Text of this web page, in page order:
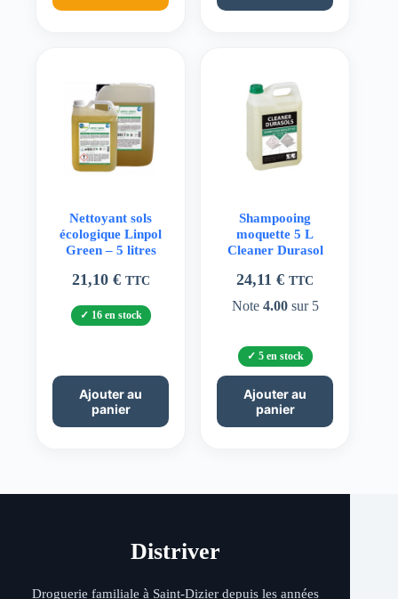
Nettoyant sols
écologique Linpol
Green – 5 litres
21,10 € TTC
16 en stock
Ajouter au
panier
Shampooing
moquette 5 L
Cleaner Durasol
24,11€ TTC
Note 4.00sur 5
5 en stock
Ajouter au
panier
Distriver
Droguerie familiale à Saint-Dizier depuis les années